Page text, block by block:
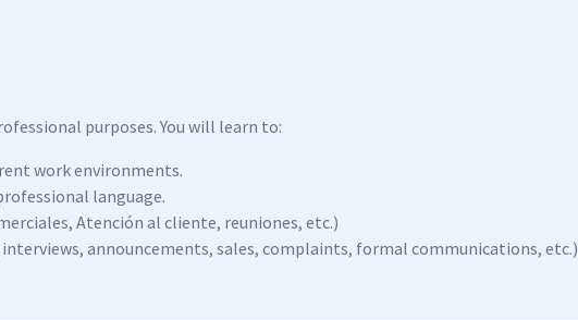
purposes. You will learn to:
work environments.
language.
Atención al cliente, reuniones, etc.)
announcements, sales, complaints, formal communications, etc.)